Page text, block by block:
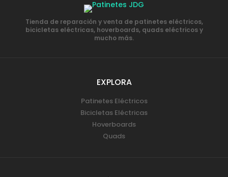
Tienda de reparación y venta de patinetes eléctricos,
bicicletas eléctricas, hoverboards, quads eléctricos y
mucho más.
EXPLORA
Patinetes Eléctricos
Bicicletas Eléctricas
Hoverboards
Quads